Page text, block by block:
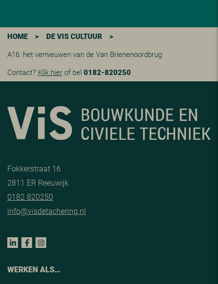
HOME > DE VIS CULTUUR
>
A16: het vernieuwen van de Van Brienenoordbrug
Contact? Klik hier of bel 0182-820250
Fokkerstraat 16
2811 ER Reeuwijk
0182 820250
info@visdetachering.nl
WERKEN ALS…